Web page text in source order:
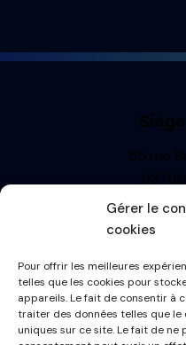
Gérer le
cookies
Pour offrir les meilleures
telles que les cookies pour
appareils. Le fait de consentir à
traiter des données telles que
uniques sur ce site. Le fait de
55 rue
Siren :
TVA:
Politique